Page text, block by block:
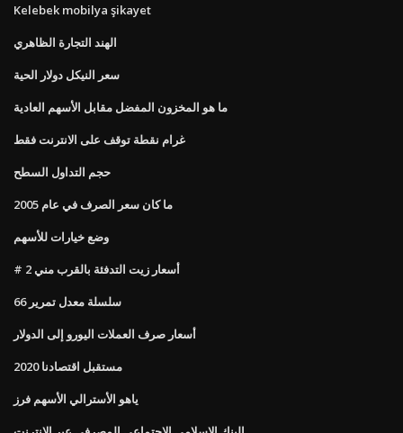
Kelebek mobilya şikayet
الهند التجارة الظاهري
سعر النيكل دولار الحية
ما هو المخزون المفضل مقابل الأسهم العادية
غرام نقطة توقف على الانترنت فقط
حجم التداول السطح
ما كان سعر الصرف في عام 2005
وضع خيارات للأسهم
# 2 أسعار زيت التدفئة بالقرب مني
سلسلة معدل تمرير 66
أسعار صرف العملات اليورو إلى الدولار
مستقبل اقتصادنا 2020
ياهو الأسترالي الأسهم فرز